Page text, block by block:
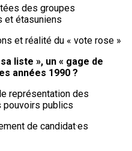
des groupes
et étasuniens
et réalité du « vote rose »
liste », un « gage de
années 1990 ?
représentation des
publics
de candidat·es